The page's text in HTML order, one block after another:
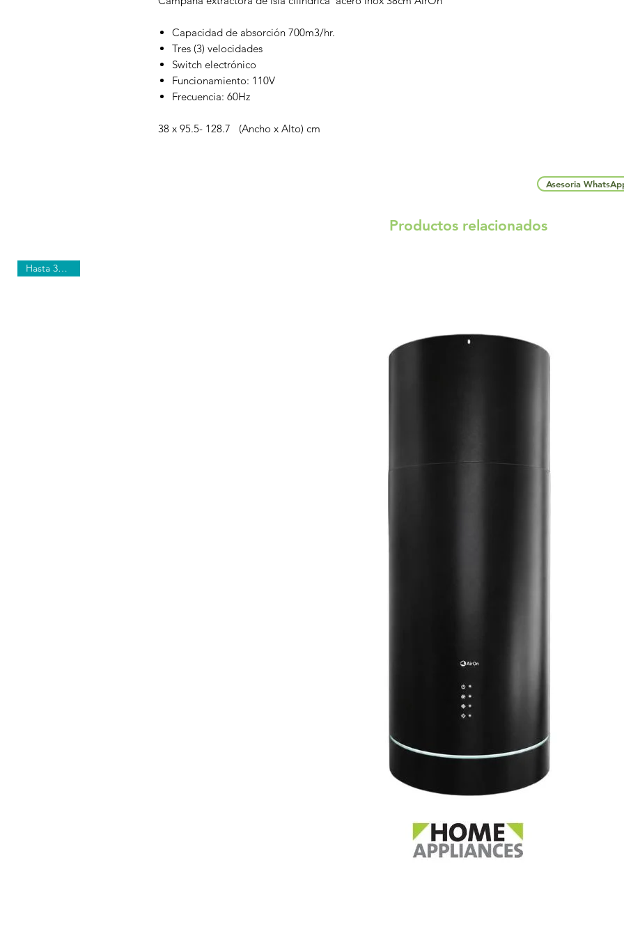
Capacidad de absorción 700m3/hr.
Tres (3) velocidades
Switch electrónico
Funcionamiento: 110V
Frecuencia: 60Hz
38 x 95.5- 128.7 (Ancho x Alto) cm
Asesoria
Productos relacionados
Hasta 30% Off